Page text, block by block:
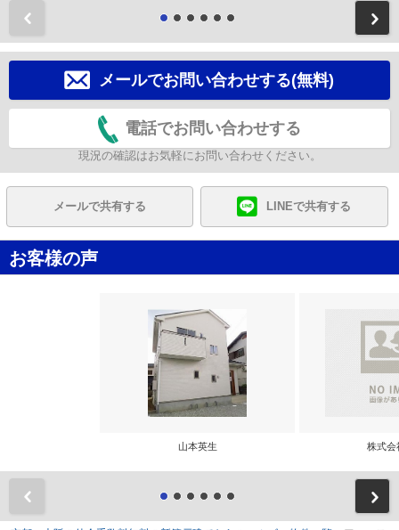
メールでお問い合わせする(無料)
電話でお問い合わせする
現況の確認はお気軽にお問い合わせください。
メールで共有する LINEで共有する
お客様の声
山本英生 株式会